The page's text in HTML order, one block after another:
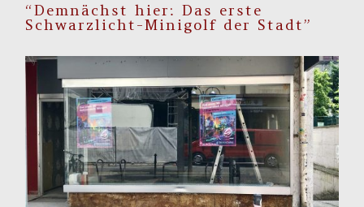
“Demnächst hier: Das erste
Schwarzlicht-Minigolf der Stadt”